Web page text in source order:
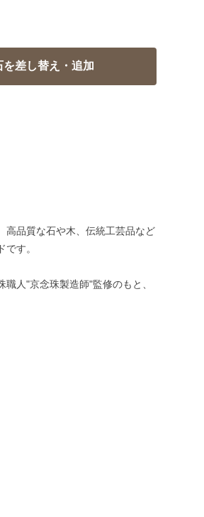
高品質な石や木、伝統工芸品など
す。
人"京念珠製造師"監修のもと、